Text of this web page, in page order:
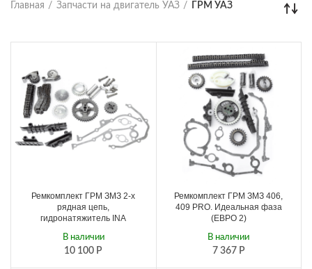
Главная Запчасти на двигатель УАЗ ГРМ УАЗ
Ремкомплект ГРМ ЗМЗ 2-х
рядная цепь,
гидронатяжитель INA
10 100 Р
В наличии
Ремкомплект ГРМ ЗМЗ 406,
409 PRO. Идеальная фаза
(ЕВРО 2)
7 367 Р
В наличии